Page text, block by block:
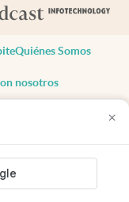
×
Quiénes Somos
nosotros